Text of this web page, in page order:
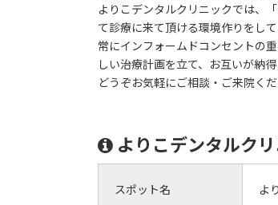
よりこデンタルクリニックでは、
て診療に来て頂ける環境作りをして
常にインフォームドコンセントの
しい治療計画を立て、お互いが納得
どうぞお気軽にご相談・ご来院く
よりこデンタルク
スポット名 よ